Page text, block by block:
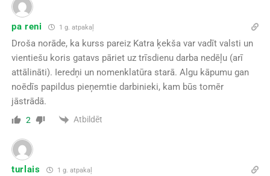
pa reni 1 g. atpakaļ
Droša norāde, ka kurss pareiz Katra ķekša var vadīt valsti un
vientiešu koris gatavs pāriet uz trīsdienu darba nedēļu (arī
attālināti). Ieredņi un nomenklatūra starā. Algu kāpumu gan
noēdīs papildus pieņemtie darbinieki, kam būs tomēr
jāstrādā.
2 Atbildēt
turlais 1 g. atpakaļ